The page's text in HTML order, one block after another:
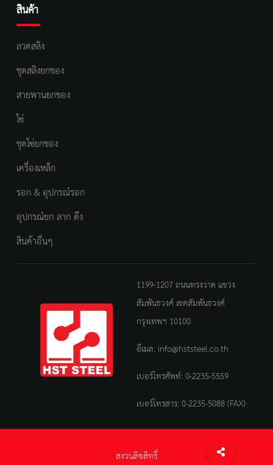
สินค้า
ลวดสลิง
ชุดสลิงยกของ
สายพานยกของ
โซ่
ชุดโซ่ยกของ
เครื่องเหล็ก
รอก & อุปกรณ์รอก
อุปกรณ์ยก ลาก ดึง
สินค้าอื่นๆ
1199-1207 ถนนทรงวาด แขวง
สัมพันธวงศ์ เขตสัมพันธวงศ์
กรุงเทพฯ 10100
อีเมล: info@hststeel.co.th
เบอร์โทรศัพท์:0-2235-5559
เบอร์โทรสาร: 0-2235-5088 (FAX)
สงวนลิขสิทธิ์